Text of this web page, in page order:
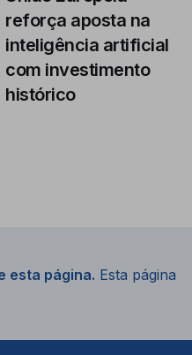
reforça aposta na
inteligência artificial
com investimento
histórico
esta página. Esta página